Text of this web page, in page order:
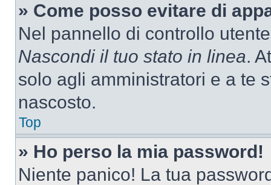
» Come posso evitare di
Nel pannello di controllo
Nascondi il tuo stato in linea.
solo agli amministratori e a te
nascosto.
Top
» Ho perso la mia password!
Niente panico! La tua